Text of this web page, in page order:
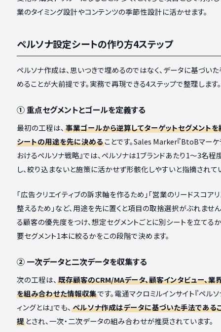
業のタイミング設計やコンテンツの季節性設計に活かせます。
ペルソナ設定シートの作り方4ステップ
ペルソナ作成は、思いつきで埋めるのではなく、データに基づい
めることが大前提です。実務で再現できる4ステップで整理します。
① 重点セグメントとゴールを定義する
最初の工程は、 事業ゴールから逆算してターゲットセグメントを
シートの用途を先に決めることです。Sales Marker『BtoBマーケ
おけるペルソナ戦略』では、ペルソナは1ブランドあたり1〜3名程
し、絞り込まないと施策に活かせず形骸化しやすいと指摘されて
「広告クリエイティブの訴求軸を作るため」「営業のリードスコア
整えるため」など、用途を先に置くと項目の取捨選択がぶれませ
る顧客の優先度をつけ、想定セグメントごとに別シートを立てる
要セグメント1本に絞るかをこの段階で決めます。
② 一次データと二次データを収集する
次の工程は、 既存顧客のCRM/MAデータ、顧客インタビュー、業
を組み合わせた情報収集です。電通マクロミルインサイト『ペル
ィングとは』でも、 ペルソナ作成はデータに基づいた手法である
提とされ、一次・二次データの組み合わせが推奨されています。